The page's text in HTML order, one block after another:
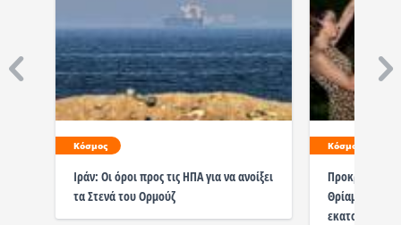
Κόσμος
Ιράν: Οι όροι προς τις ΗΠΑ για να ανοίξει
τα Στενά του Ορμούζ
Κόσμος
Θρίαμβος του
εκατομμύρια